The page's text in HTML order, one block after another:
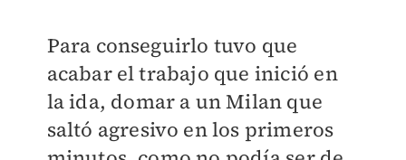
Para conseguirlo tuvo que
acabar el trabajo que inició en
la ida, domar a un Milan que
saltó agresivo en los primeros